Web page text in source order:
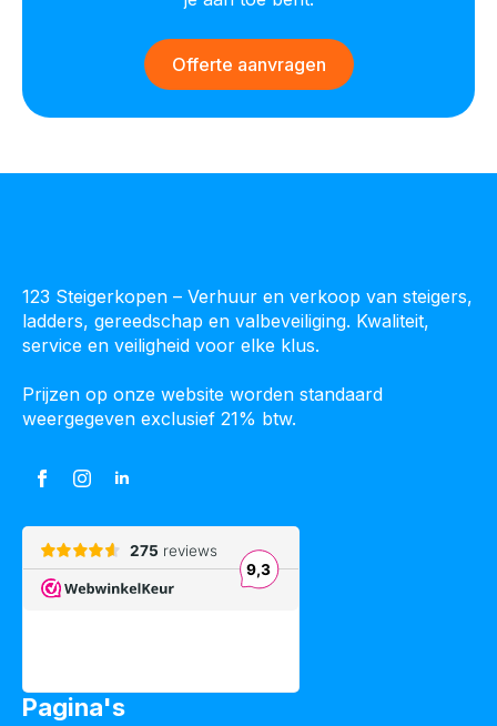
Offerte aanvragen
123 Steigerkopen – Verhuur en verkoop van steigers,
ladders, gereedschap en valbeveiliging. Kwaliteit,
service en veiligheid voor elke klus.
Prijzen op onze website worden standaard
weergegeven exclusief 21% btw.
Pagina's